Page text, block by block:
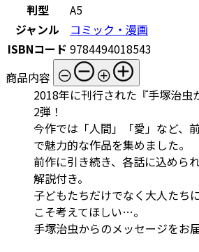
判型
A5
ジャンル
コミック・漫画
ISBNコード 9784494018543
商品内容
2018年に刊行された『手塚治虫
2弾！
今作では「人間」「愛」など、
で魅力的な作品を集めました。
前作に引き続き、各話に込めら
解説付き。
子どもたちだけでなく大人たち
こそ考えてほしい…。
手塚治虫からのメッセージをお届